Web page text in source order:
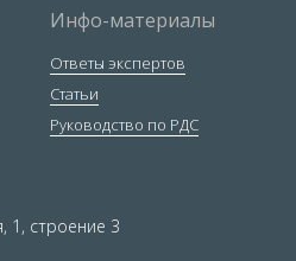
Инфо-материалы
Ответы экспертов
Статьи
Руководство по РДС
1, строение 3